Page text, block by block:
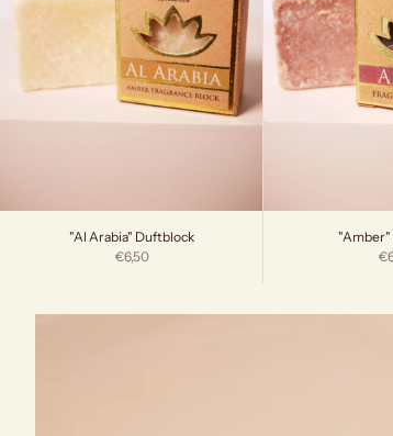
"Al Arabia" Duftblock
Angebot
€6,50